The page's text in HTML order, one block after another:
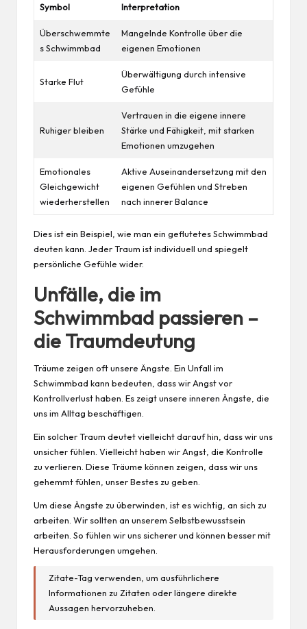
Symbol Interpretation
Überschwemmte
s Schwimmbad
Mangelnde Kontrolle über die
eigenen Emotionen
Starke Flut
Überwältigung durch intensive
Gefühle
Ruhiger bleiben
Vertrauen in die eigene innere
Stärke und Fähigkeit, mit starken
Emotionen umzugehen
Emotionales
Gleichgewicht
wiederherstellen
Aktive Auseinandersetzung mit den
eigenen Gefühlen und Streben
nach innerer Balance
Dies ist ein Beispiel, wie man ein geflutetes Schwimmbad
deuten kann. Jeder Traum ist individuell und spiegelt
persönliche Gefühle wider.
Unfälle, die im
Schwimmbad passieren –
die Traumdeutung
Träume zeigen oft unsere Ängste. Ein Unfall im
Schwimmbad kann bedeuten, dass wir Angst vor
Kontrollverlust haben. Es zeigt unsere inneren Ängste, die
uns im Alltag beschäftigen.
Ein solcher Traum deutet vielleicht darauf hin, dass wir uns
unsicher fühlen. Vielleicht haben wir Angst, die Kontrolle
zu verlieren. Diese Träume können zeigen, dass wir uns
gehemmt fühlen, unser Bestes zu geben.
Um diese Ängste zu überwinden, ist es wichtig, an sich zu
arbeiten. Wir sollten an unserem Selbstbewusstsein
arbeiten. So fühlen wir uns sicherer und können besser mit
Herausforderungen umgehen.
Zitate-Tag verwenden, um ausführlichere
Informationen zu Zitaten oder längere direkte
Aussagen hervorzuheben.